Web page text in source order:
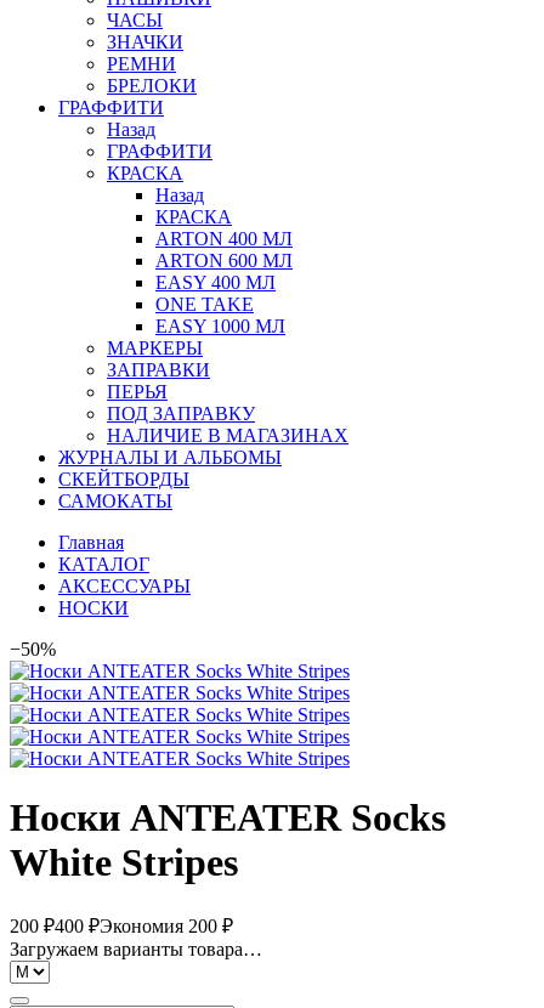
ЧАСЫ
ЗНАЧКИ
РЕМНИ
БРЕЛОКИ
ГРАФФИТИ
Назад
ГРАФФИТИ
КРАСКА
Назад
КРАСКА
ARTON 400 МЛ
ARTON 600 МЛ
EASY 400 МЛ
ONE TAKE
EASY 1000 МЛ
МАРКЕРЫ
ЗАПРАВКИ
ПЕРЬЯ
ПОД ЗАПРАВКУ
НАЛИЧИЕ В МАГАЗИНАХ
ЖУРНАЛЫ И АЛЬБОМЫ
СКЕЙТБОРДЫ
САМОКАТЫ
Главная
КАТАЛОГ
АКСЕССУАРЫ
НОСКИ
−50%
Носки ANTEATER Socks
White Stripes
200 ₽400 ₽Экономия 200 ₽
Загружаем варианты товара…